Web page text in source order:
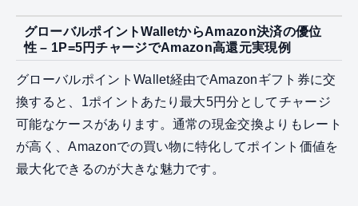
グローバルポイントWalletからAmazon決済の優位
性 – 1P=5円チャージでAmazon高還元実現例
グローバルポイントWallet経由でAmazonギフト券に交
換すると、1ポイントあたり最大5円分としてチャージ
可能なケースがあります。通常の現金交換よりもレート
が高く、Amazonでの買い物に特化してポイント価値を
最大化できるのが大きな魅力です。